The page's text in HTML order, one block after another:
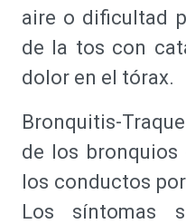
aire o dificultad
de la tos con
dolor en el tórax.
Bronquitis-
de los bronquios
los conductos
Los síntomas